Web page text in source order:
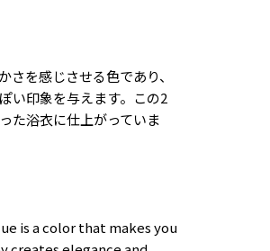
さを感じさせる色であり、
い印象を与えます。この2
た浴衣に仕上がっていま
is a color that makes you